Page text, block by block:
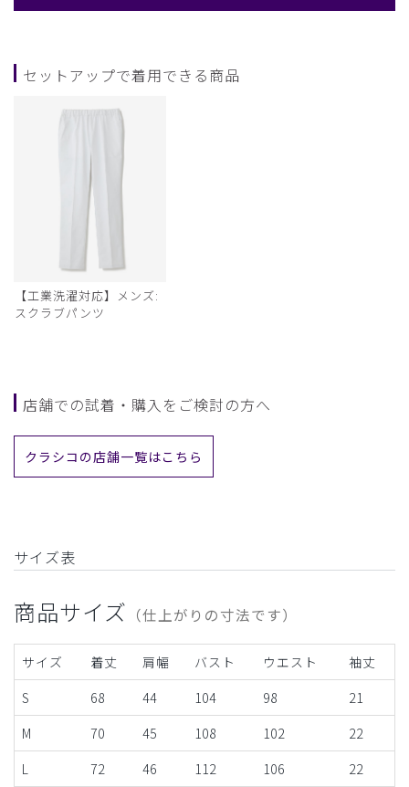
セットアップで着用できる商品
【工業洗濯対応】メンズ:
スクラブパンツ
店舗での試着・購入をご検討の方へ
クラシコの店舗一覧はこちら
サイズ表
商品サイズ （仕上がりの寸法です）
サイズ 着丈 肩幅 バスト ウエスト
袖丈
S
68 44 104 98
21
M
70 45 108 102
22
L
72 46 112 106
22